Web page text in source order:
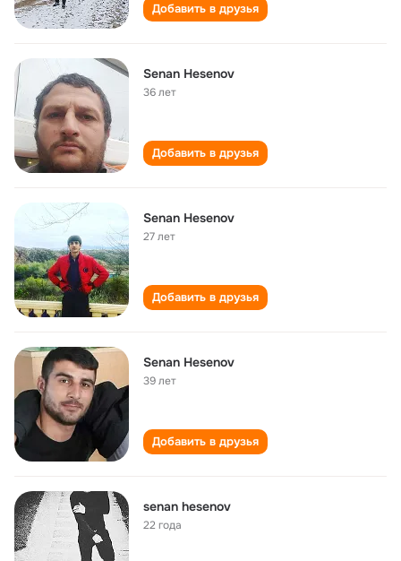
Добавить в друзья
Senan Hesenov
36 лет
Добавить в друзья
Senan Hesenov
27 лет
Добавить в друзья
Senan Hesenov
39 лет
Добавить в друзья
senan hesenov
22 года